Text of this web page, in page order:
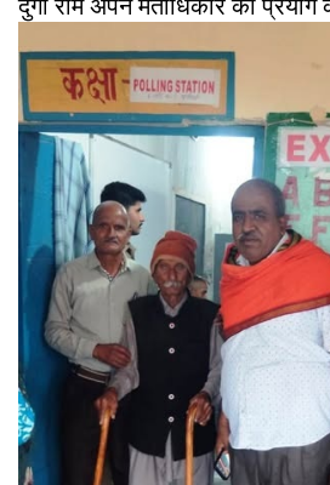
दुर्गा राम अपने मताधिकार का